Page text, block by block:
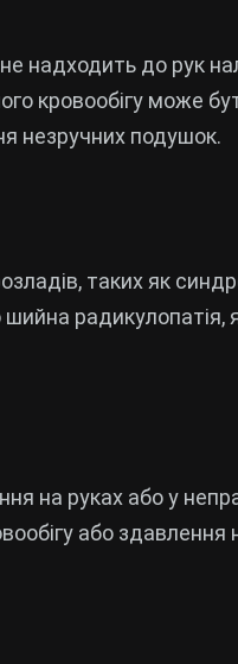
надходить до рук
кровообігу може
незручних подушок.
таких як
радикулопатія,
на руках або у
або здавлення